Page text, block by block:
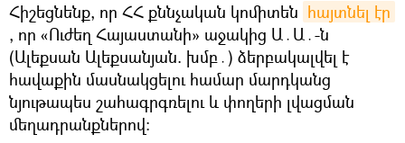
Հիշեցնենք, որ ՀՀ քննչական կոմիտեն հայտնել էր
, որ «Ուժեղ Հայաստանի» աջակից Ա․Ա․-ն
(Ալեքսան Ալեքսանյան. խմբ․) ձերբակալվել է
հավաքին մասնակցելու համար մարդկանց
նյութապես շահագրգռելու և փողերի լվացման
մեղադրանքներով։